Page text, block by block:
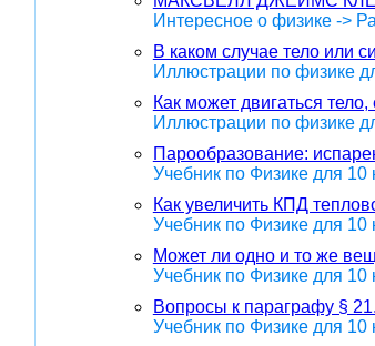
Интересное о физике ->
В каком случае тело или
Иллюстрации по физике
Как может двигаться
Иллюстрации по физике
Парообразование:
Учебник по Физике для
Как увеличить КПД
Учебник по Физике для
Может ли одно и то же
Учебник по Физике для
Вопросы к параграфу §
Учебник по Физике для 10